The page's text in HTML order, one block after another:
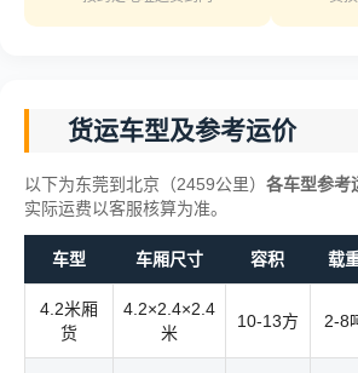
货运车型及参考运价
以下为东莞到北京（2459公里） 各车型参考
实际运费以客服核算为准。
车型 车厢尺寸 容积 载
4.2米厢
货
4.2×2.4×2.4
米
10-13方 2-8